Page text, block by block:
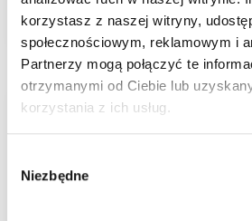
korzystasz z naszej witryny,
społecznościowym, reklamowym i
Partnerzy mogą połączyć te
otrzymanymi od Ciebie lub
korzystania z ich usług.
zgody
Niezbędne
8 461,84 PLN/m2
Białystok Nowe
Mieszkanie 2 pokoje | 42,8m
ogródek.